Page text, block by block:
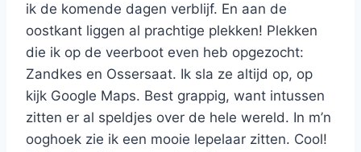
ik de komende dagen verblijf. En aan de
oostkant liggen al prachtige plekken! Plekken
die ik op de veerboot even heb opgezocht:
Zandkes en Ossersaat. Ik sla ze altijd op, op
kijk Google Maps. Best grappig, want intussen
zitten er al speldjes over de hele wereld. In m’n
ooghoek zie ik een mooie lepelaar zitten. Cool!